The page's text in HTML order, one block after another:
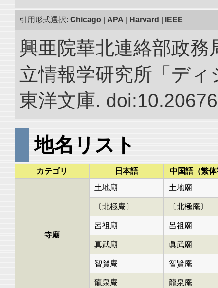
引用形式選択: Chicago APA Harvard IEEE
興亜院華北連絡部政務
立情報学研究所「デ
東洋文庫.
地名リスト
カテゴリ 日本語 中国語（繁
寺廟
土地廟 土地廟
〔北極庵〕 〔北極庵〕
呂祖廟 呂祖廟
真武廟 眞武廟
智賢庵 智賢庵
龍泉庵 龍泉庵